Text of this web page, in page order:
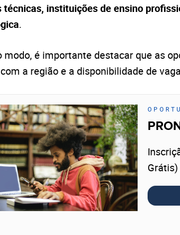
técnicas, instituições de ensino
.
modo, é importante destacar que as
a região e a disponibilidade de
Grátis)